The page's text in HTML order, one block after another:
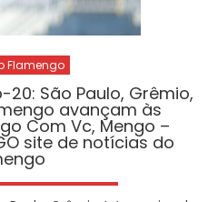
Flamengo
20: São Paulo, Grêmio,
avançam às
Com Vc, Mengo –
site de notícias do